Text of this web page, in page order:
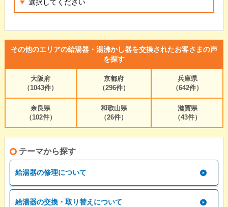
その他のエリアの給湯器・湯沸かし器を交換されたお客さまの声
を探す
大阪府
（1043件）
京都府
（296件）
兵庫県
（642件）
奈良県
（102件）
和歌山県
（26件）
滋賀県
（43件）
テーマから探す
給湯器の修理について
給湯器の交換・取り替えについて